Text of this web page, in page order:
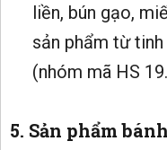
liền, bún gạo,
sản phẩm từ
(nhóm mã HS
5. Sản phẩm